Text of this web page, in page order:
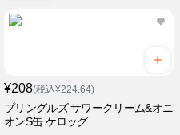
¥208(税込¥224.64)
プリングルズ サワークリーム&オニ
オンS缶 ケロッグ